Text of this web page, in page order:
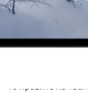
Nokia T21 -
Независимо
го правите на